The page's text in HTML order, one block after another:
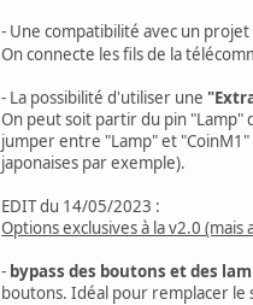
- Une compatibilité avec un projet
On connecte les fils de la
- La possibilité d'utiliser une
On peut soit partir du pin
jumper entre "Lamp" et
japonaises par exemple).
EDIT du 14/05/2023 :
Options exclusives à la v2.0
- bypass des boutons et des
boutons. Idéal pour remplacer le